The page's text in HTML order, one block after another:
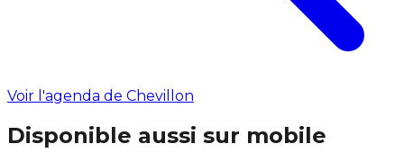
Voir l'agenda de Chevillon
Disponible aussi sur mobile